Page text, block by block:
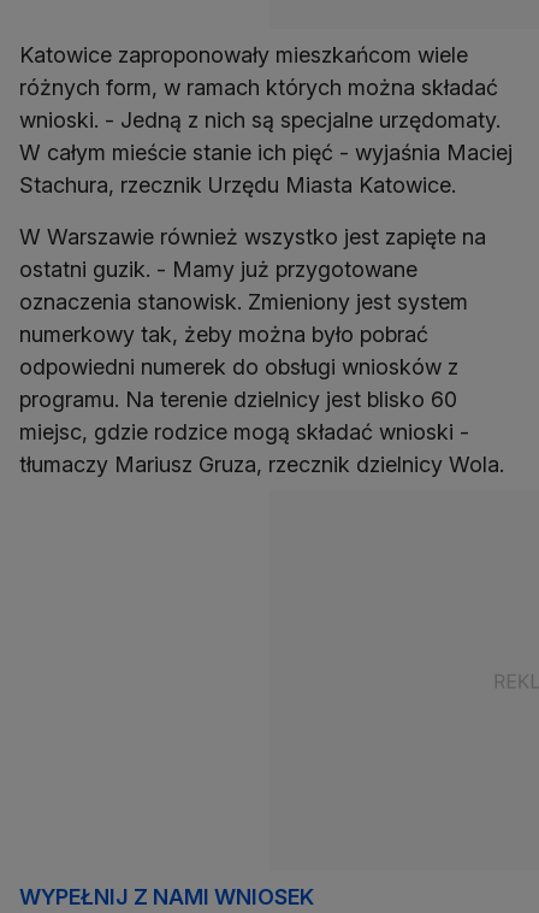
Katowice zaproponowały mieszkańcom wiele
różnych form, w ramach których można składać
wnioski. - Jedną z nich są specjalne urzędomaty.
W całym mieście stanie ich pięć - wyjaśnia Maciej
Stachura, rzecznik Urzędu Miasta Katowice.
W Warszawie również wszystko jest zapięte na
ostatni guzik. - Mamy już przygotowane
oznaczenia stanowisk. Zmieniony jest system
numerkowy tak, żeby można było pobrać
odpowiedni numerek do obsługi wniosków z
programu. Na terenie dzielnicy jest blisko 60
miejsc, gdzie rodzice mogą składać wnioski -
tłumaczy Mariusz Gruza, rzecznik dzielnicy Wola.
WYPEŁNIJ Z NAMI WNIOSEK